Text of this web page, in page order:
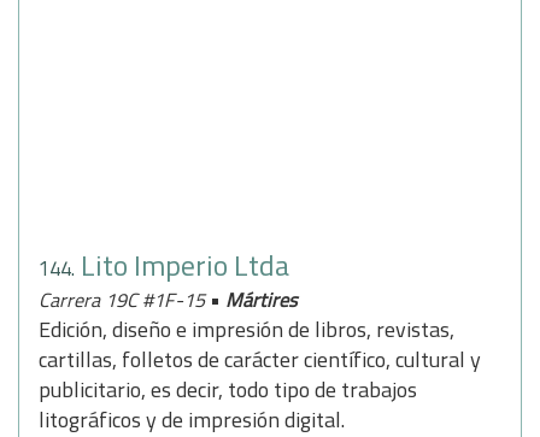
144. Lito Imperio Ltda
Carrera 19C #1F-15• Mártires
Edición, diseño e impresión de libros, revistas,
cartillas, folletos de carácter científico, cultural y
publicitario, es decir, todo tipo de trabajos
litográficos y de impresión digital.